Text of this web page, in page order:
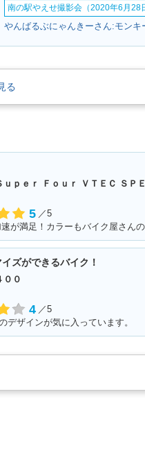
南の駅やえせ撮影会（2020年6月28
やんばるぶにゃんきーさん:モンキ
る
ｕｐｅｒ Ｆｏｕｒ ＶＴＥＣ ＳＰ
5 ／5
ズができるバイク！
００
4 ／5
デザインが気に入っています。